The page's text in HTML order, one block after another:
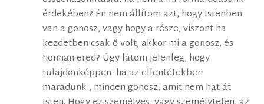
érdekében? Én nem állítom azt, hogy Istenben
van a gonosz, vagy hogy a része, viszont ha
kezdetben csak ő volt, akkor mi a gonosz, és
honnan ered? Úgy látom jelenleg, hogy
tulajdonképpen- ha az ellentétekben
maradunk-, minden gonosz, amit nem hat át